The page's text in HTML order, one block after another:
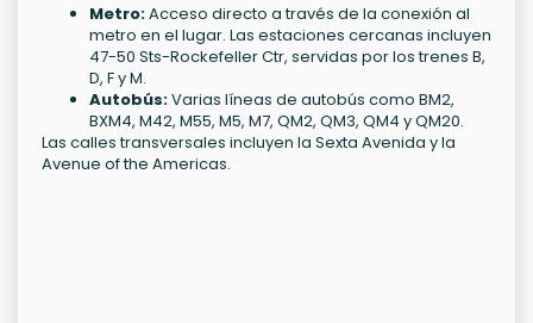
Metro:Acceso directo a través de la conexión al
metro en el lugar. Las estaciones cercanas incluyen
47-50 Sts-Rockefeller Ctr, servidas por los trenes B,
D, F y M.
Autobús:Varias líneas de autobús como BM2,
BXM4, M42, M55, M5, M7, QM2, QM3, QM4 y QM20.
Las calles transversales incluyen la Sexta Avenida y la
Avenue of the Americas.